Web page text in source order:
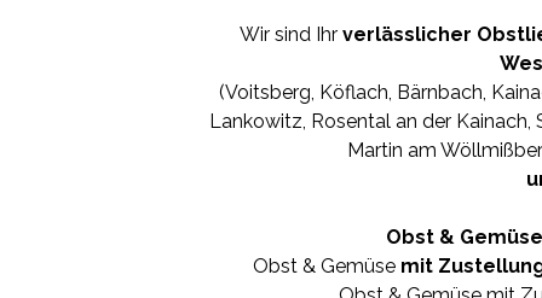
Wir sind Ihrverlässlicher
(Voitsberg, Köflach, Bärnbach,
Lankowitz, Rosental an der
Martin am
Obst &
Obst & Gemüse mit